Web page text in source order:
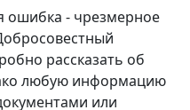
ошибка - чрезмерное
рассказать об
любую информацию
или